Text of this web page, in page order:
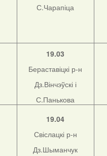
С.Чарапіца
19.03
Бераставіцкі р-н
Дз.Вінчэўскі і
С.Панькова
19.04
Свіслацкі р-н
Дз.Шыманчук